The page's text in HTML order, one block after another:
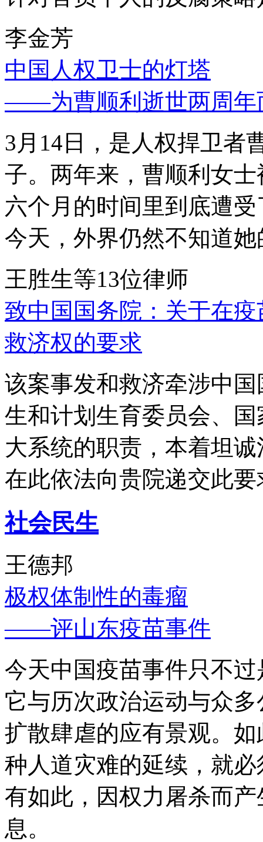
李金芳
中国人权卫士的灯塔
——为曹顺利逝世两周年
3月14日，是人权捍卫者
子。两年来，曹顺利女
六个月的时间里到底遭
今天，外界仍然不知道
王胜生等13位律师
致中国国务院：关于在
救济权的要求
该案事发和救济牵涉中
生和计划生育委员会、
大系统的职责，本着坦
在此依法向贵院递交此要
社会民生
王德邦
极权体制性的毒瘤
——评山东疫苗事件
今天中国疫苗事件只不
它与历次政治运动与众
扩散肆虐的应有景观。
种人道灾难的延续，就
有如此，因权力屠杀而
息。